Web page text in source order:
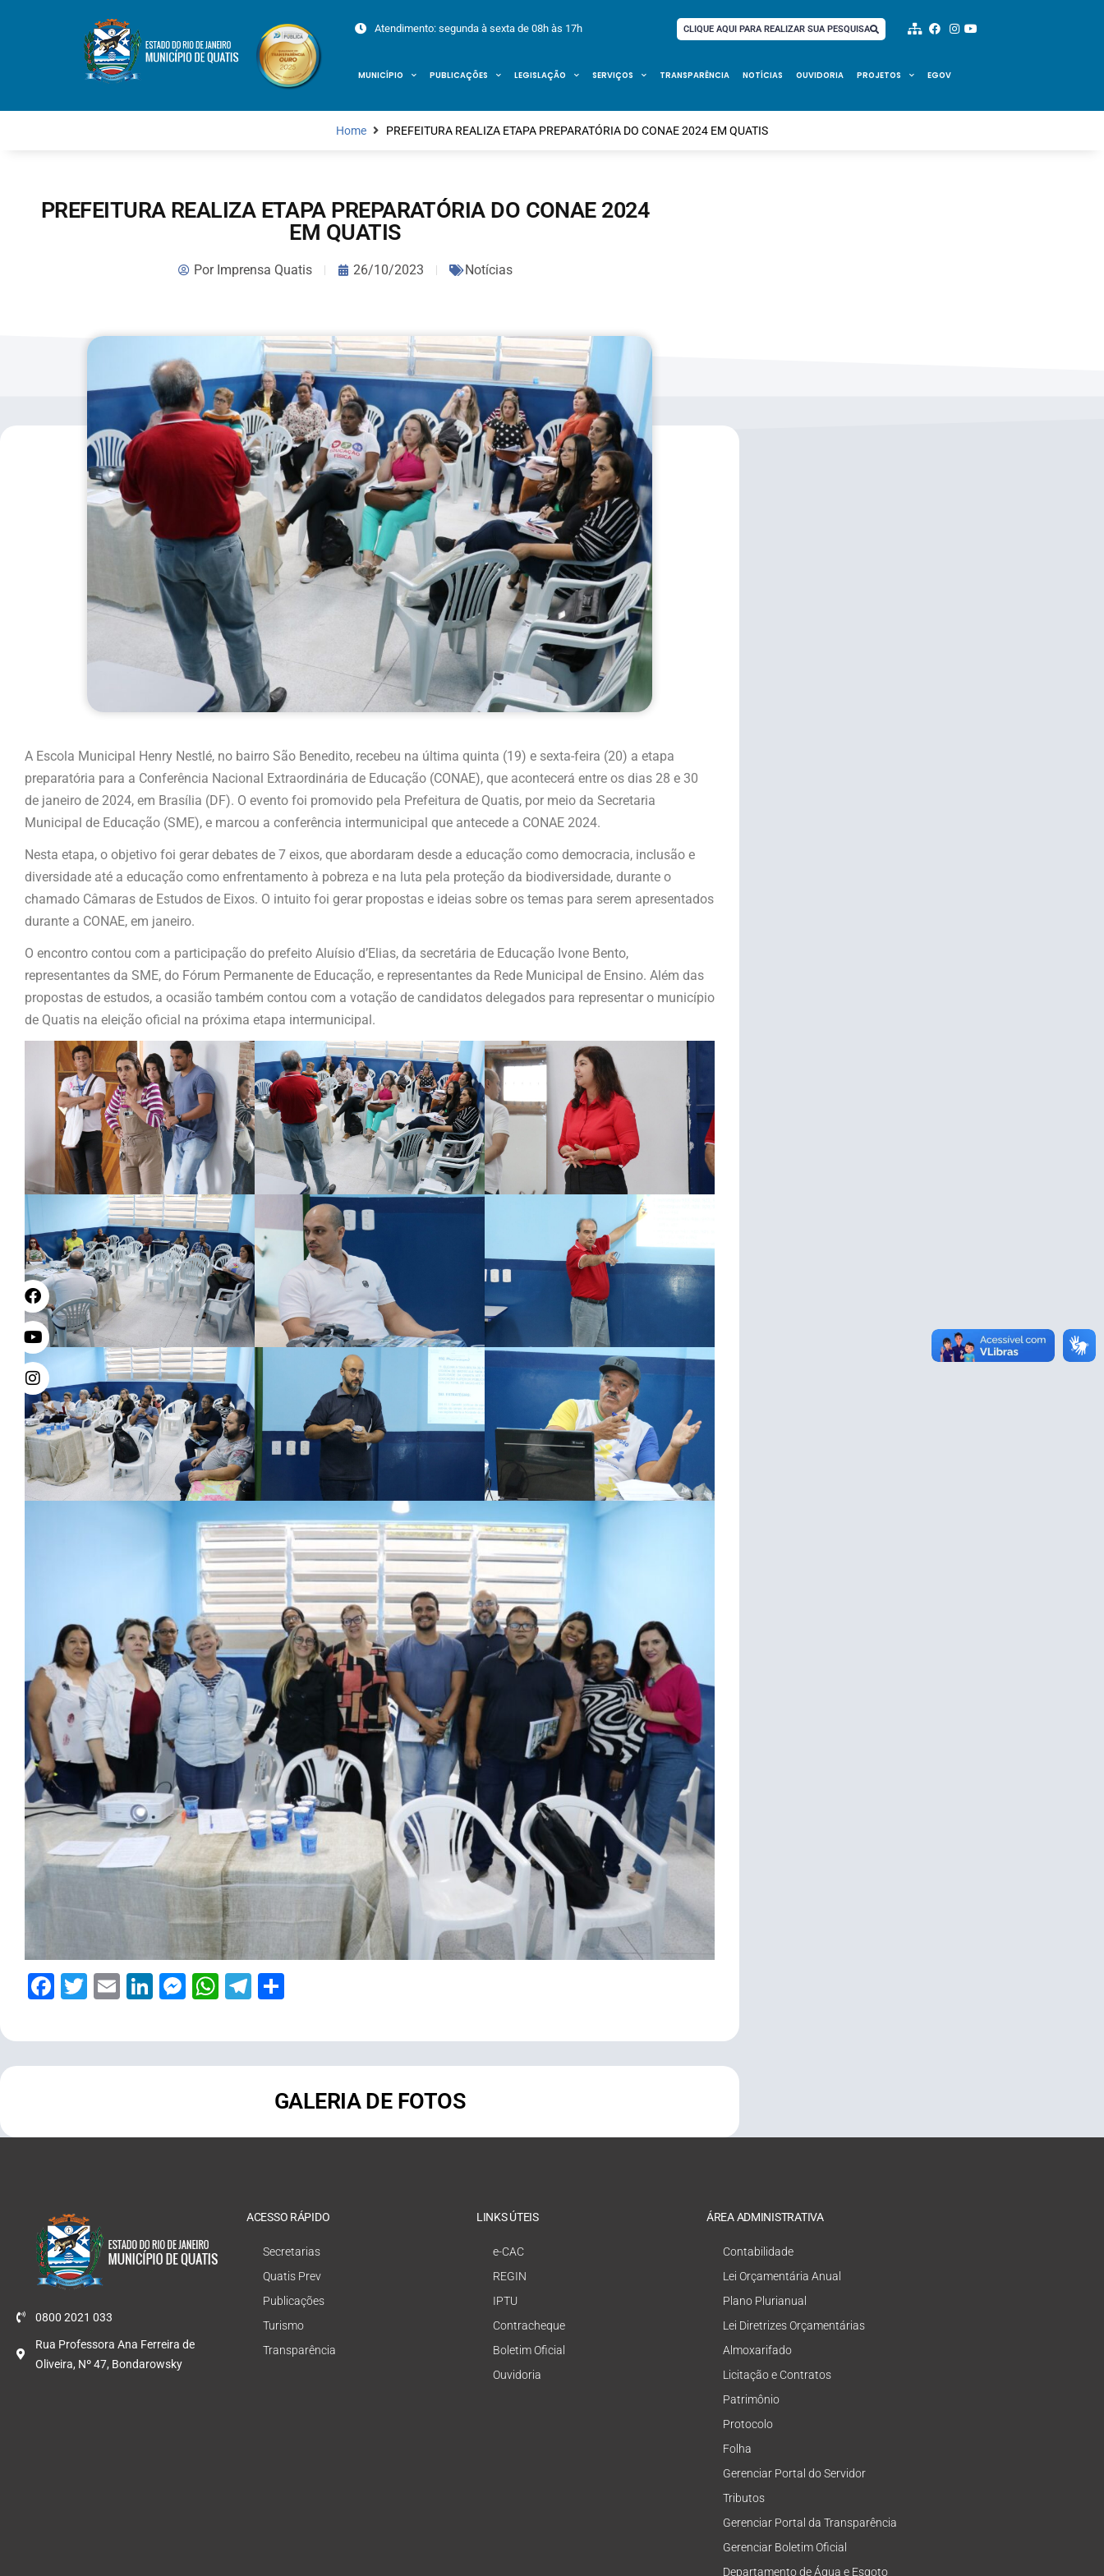
Atendimento: segunda à sexta de 08h às 17h CLIQUE AQUI PARA REALIZAR SUA PESQUISA
MUNICÍPIO PUBLICAÇÕES LEGISLAÇÃO SERVIÇOS TRANSPARÊNCIA NOTÍCIAS OUVIDORIA PROJETOS EGOV
Home PREFEITURA REALIZA ETAPA PREPARATÓRIA DO CONAE 2024 EM QUATIS
PREFEITURA REALIZA ETAPA PREPARATÓRIA DO CONAE 2024
EM QUATIS
PorImprensa Quatis 26/10/2023 Notícias
A Escola Municipal Henry Nestlé, no bairro São Benedito, recebeu na última quinta (19) e sexta-feira (20) a etapa
preparatória para a Conferência Nacional Extraordinária de Educação (CONAE), que acontecerá entre os dias 28 e 30
de janeiro de 2024, em Brasília (DF). O evento foi promovido pela Prefeitura de Quatis, por meio da Secretaria
Municipal de Educação (SME), e marcou a conferência intermunicipal que antecede a CONAE 2024.
Nesta etapa, o objetivo foi gerar debates de 7 eixos, que abordaram desde a educação como democracia, inclusão e
diversidade até a educação como enfrentamento à pobreza e na luta pela proteção da biodiversidade, durante o
chamado Câmaras de Estudos de Eixos. O intuito foi gerar propostas e ideias sobre os temas para serem apresentados
durante a CONAE, em janeiro.
O encontro contou com a participação do prefeito Aluísio d’Elias, da secretária de Educação Ivone Bento,
representantes da SME, do Fórum Permanente de Educação, e representantes da Rede Municipal de Ensino. Além das
propostas de estudos, a ocasião também contou com a votação de candidatos delegados para representar o município
de Quatis na eleição oficial na próxima etapa intermunicipal.
Facebook
Twitter
EmailLinkedIn
Messenger
WhatsApp
Telegram
GALERIA DE FOTOS
0800 2021 033
Rua Professora Ana Ferreira de
Oliveira, Nº 47, Bondarowsky
ACESSO RÁPIDO
Secretarias
Quatis Prev
Publicações
Turismo
Transparência
LINKS ÚTEIS
e-CAC
REGIN
IPTU
Contracheque
Boletim Oficial
Ouvidoria
ÁREA ADMINISTRATIVA
Contabilidade
Lei Orçamentária Anual
Plano Plurianual
Lei Diretrizes Orçamentárias
Almoxarifado
Licitação e Contratos
Patrimônio
Protocolo
Folha
Gerenciar Portal do Servidor
Tributos
Gerenciar Portal da Transparência
Gerenciar Boletim Oficial
Departamento de Água e Esgoto